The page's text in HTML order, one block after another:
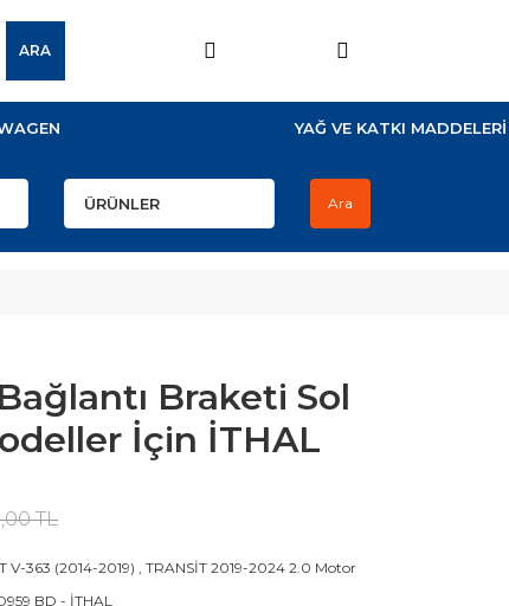
ARA
YAĞ VE KATKI MADDELERİ
Ara
Braketi Sol
İçin İTHAL
TL
V-363 (2014-2019) , TRANSİT 2019-2024 2.0 Motor
BD - İTHAL